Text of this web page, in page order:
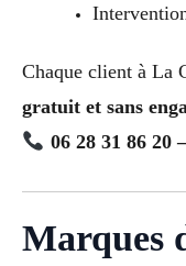
Chaque client à La
gratuit et sans
06 28 31 86 20
Marques